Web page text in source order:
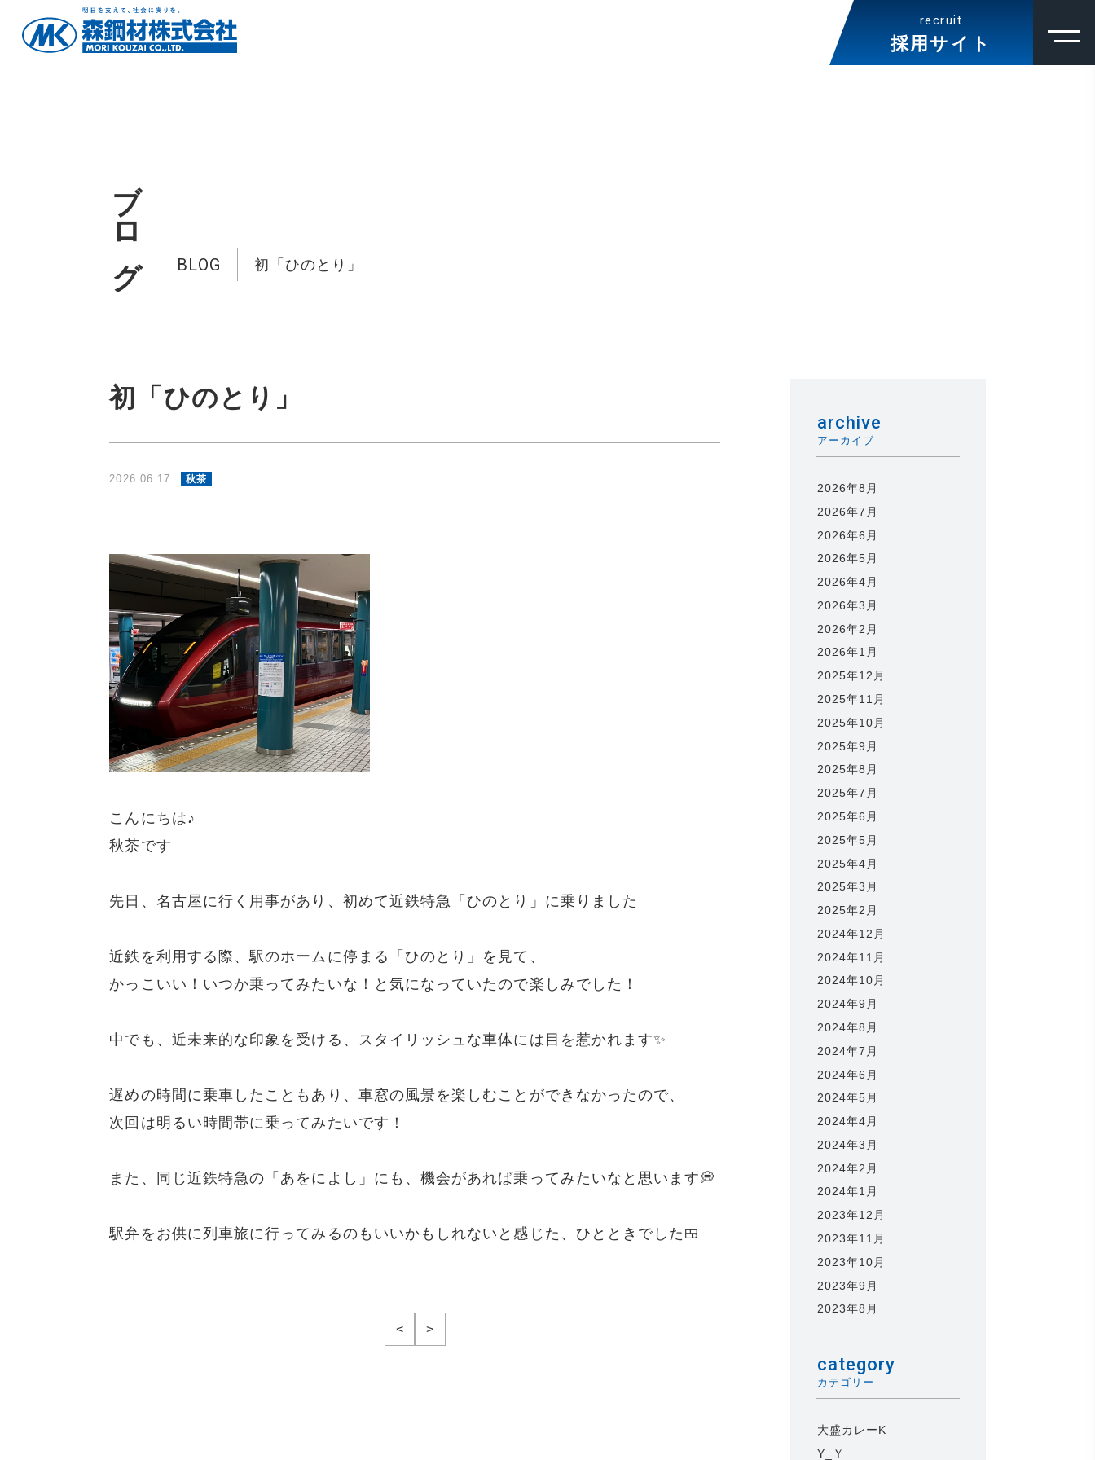
recruit
採用サイト
ブログ BLOG 初「ひのとり」
初「ひのとり」
2026.06.17 秋茶
こんにちは♪
秋茶です
先日、名古屋に行く用事があり、初めて近鉄特急「ひのとり」に乗りました
近鉄を利用する際、駅のホームに停まる「ひのとり」を見て、
かっこいい！いつか乗ってみたいな！と気になっていたので楽しみでした！
中でも、近未来的な印象を受ける、スタイリッシュな車体には目を惹かれます✨
遅めの時間に乗車したこともあり、車窓の風景を楽しむことができなかったので、
次回は明るい時間帯に乗ってみたいです！
また、同じ近鉄特急の「あをによし」にも、機会があれば乗ってみたいなと思います💭
駅弁をお供に列車旅に行ってみるのもいいかもしれないと感じた、ひとときでした🍱
< >
archive
アーカイブ
2026年8月
2026年7月
2026年6月
2026年5月
2026年4月
2026年3月
2026年2月
2026年1月
2025年12月
2025年11月
2025年10月
2025年9月
2025年8月
2025年7月
2025年6月
2025年5月
2025年4月
2025年3月
2025年2月
2024年12月
2024年11月
2024年10月
2024年9月
2024年8月
2024年7月
2024年6月
2024年5月
2024年4月
2024年3月
2024年2月
2024年1月
2023年12月
2023年11月
2023年10月
2023年9月
2023年8月
category
カテゴリー
大盛カレーK
Y_Ｙ